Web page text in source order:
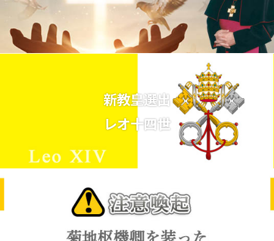
新教皇選出
レオ十四世